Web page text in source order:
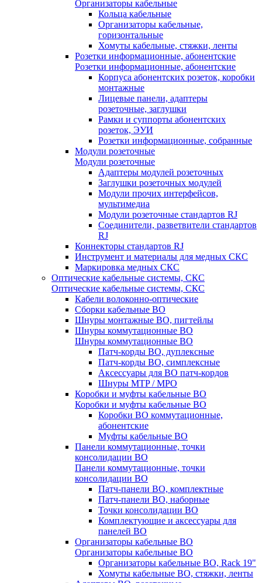
Организаторы кабельные
Кольца кабельные
Организаторы кабельные,
горизонтальные
Хомуты кабельные, стяжки, ленты
Розетки информационные, абонентские
Розетки информационные, абонентские
Корпуса абонентских розеток, коробки
монтажные
Лицевые панели, адаптеры
розеточные, заглушки
Рамки и суппорты абонентских
розеток, ЭУИ
Розетки информационные, собранные
Модули розеточные
Модули розеточные
Адаптеры модулей розеточных
Заглушки розеточных модулей
Модули прочих интерфейсов,
мультимедиа
Модули розеточные стандартов RJ
Соединители, разветвители стандартов
RJ
Коннекторы стандартов RJ
Инструмент и материалы для медных СКС
Маркировка медных СКС
Оптические кабельные системы, СКС
Оптические кабельные системы, СКС
Кабели волоконно-оптические
Сборки кабельные ВО
Шнуры монтажные ВО, пигтейлы
Шнуры коммутационные ВО
Шнуры коммутационные ВО
Патч-корды ВО, дуплексные
Патч-корды ВО, симплексные
Аксессуары для ВО патч-кордов
Шнуры MTP / MPO
Коробки и муфты кабельные ВО
Коробки и муфты кабельные ВО
Коробки ВО коммутационные,
абонентские
Муфты кабельные ВО
Панели коммутационные, точки
консолидации ВО
Панели коммутационные, точки
консолидации ВО
Патч-панели ВО, комплектные
Патч-панели ВО, наборные
Точки консолидации ВО
Комплектующие и аксессуары для
панелей ВО
Организаторы кабельные ВО
Организаторы кабельные ВО
Организаторы кабельные ВО, Rack 19"
Хомуты кабельные ВО, стяжки, ленты